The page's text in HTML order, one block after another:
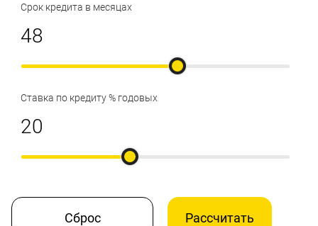
Срок кредита в месяцах
Ставка по кредиту % годовых
Сброс Рассчитать